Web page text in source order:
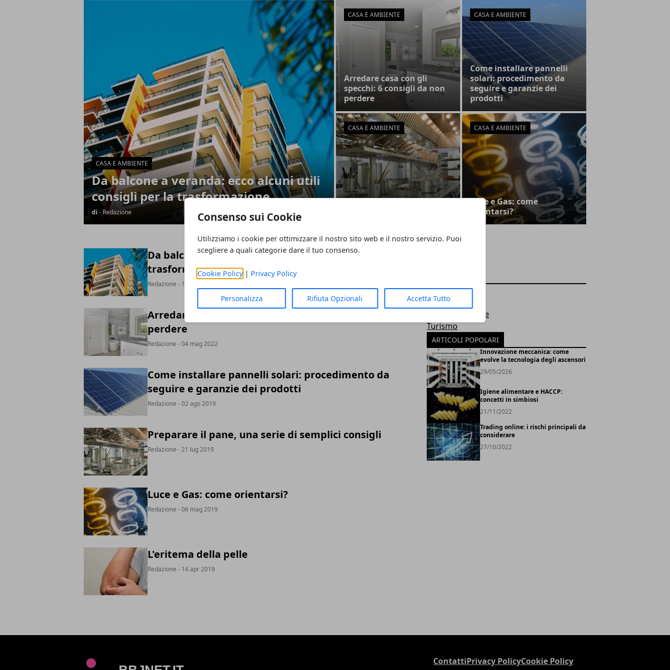
Consenso sui Cookie
Utilizziamo i cookie per ottimizzare il nostro sito web e il nostro servizio. Puoi
scegliere a quali categorie dare il tuo consenso.
Cookie Policy| Privacy Policy
Personalizza Rifiuta Opzionali Accetta Tutto
CASA E AMBIENTE
Da balcone a veranda: ecco alcuni utili
consigli per la trasformazione
di - Redazione
CASA E AMBIENTE
Arredare casa con gli
specchi: 6 consigli da non
perdere
CASA E AMBIENTE
Come installare pannelli
solari: procedimento da
seguire e garanzie dei
prodotti
CASA E AMBIENTE
Preparare il pane, una
CASA E AMBIENTE
Luce e Gas: come
orientarsi?
Da balcone a veranda: ecco alcuni utili consigli per la
trasformazione
Redazione - 15 mag 2022
Arredare casa con gli specchi: 6 consigli da non
perdere
Redazione - 04 mag 2022
Come installare pannelli solari: procedimento da
seguire e garanzie dei prodotti
Redazione - 02 ago 2019
Preparare il pane, una serie di semplici consigli
Redazione - 21 lug 2019
Luce e Gas: come orientarsi?
Redazione - 06 mag 2019
L'eritema della pelle
Redazione - 14 apr 2019
Salute
Tecnologia
Casa e ambiente
Turismo
ARTICOLI POPOLARI
Innovazione meccanica: come
evolve la tecnologia degli ascensori
29/05/2026
Igiene alimentare e HACCP:
concetti in simbiosi
21/11/2022
Trading online: i rischi principali da
considerare
27/10/2022
ContattiPrivacy PolicyCookie Policy